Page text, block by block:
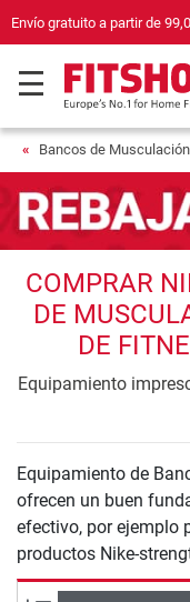
Envío gratuito a partir de
Bancos de Musculación
COMPRAR
DE
DE
Equipamiento
Equipamiento de
ofrecen un buen
efectivo, por ejemplo
productos Nike-
Sólo debes mostrar